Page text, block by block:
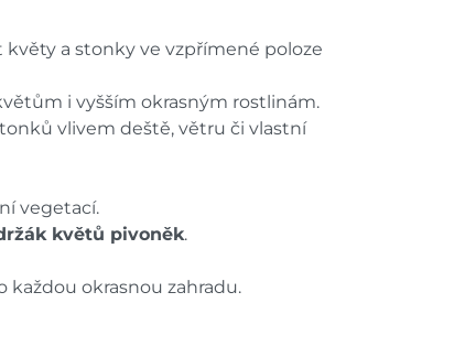
květy a stonky ve vzpřímené poloze
i vyšším okrasným rostlinám.
vlivem deště, větru či vlastní
vegetací.
květů pivoněk.
okrasnou zahradu.